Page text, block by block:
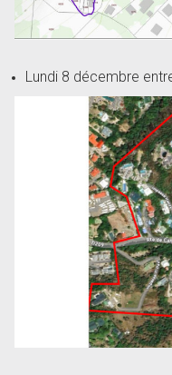
Lundi 8 décembre